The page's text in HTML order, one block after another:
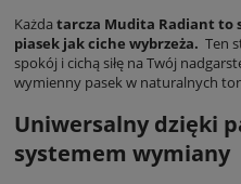
Każda tarcza Mudita Radiant to
piasek jak ciche wybrzeża. Ten
spokój i cichą siłę na Twój
wymienny pasek w naturalnych
Uniwersalny dzięki
systemem wymiany